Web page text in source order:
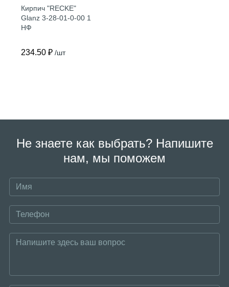
Кирпич "RECKE"
Glanz 3-28-01-0-00 1
НФ
234.50 ₽ /шт
Не знаете как выбрать? Напишите
нам, мы поможем